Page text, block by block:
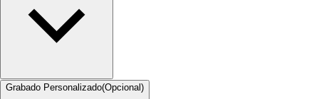
Grabado Personalizado(Opcional)